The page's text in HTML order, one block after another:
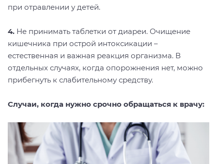
при отравлении у детей.
4. Не принимать таблетки от диареи. Очищение
кишечника при острой интоксикации –
естественная и важная реакция организма. В
отдельных случаях, когда опорожнения нет, можно
прибегнуть к слабительному средству.
Случаи, когда нужно срочно обращаться к врачу: